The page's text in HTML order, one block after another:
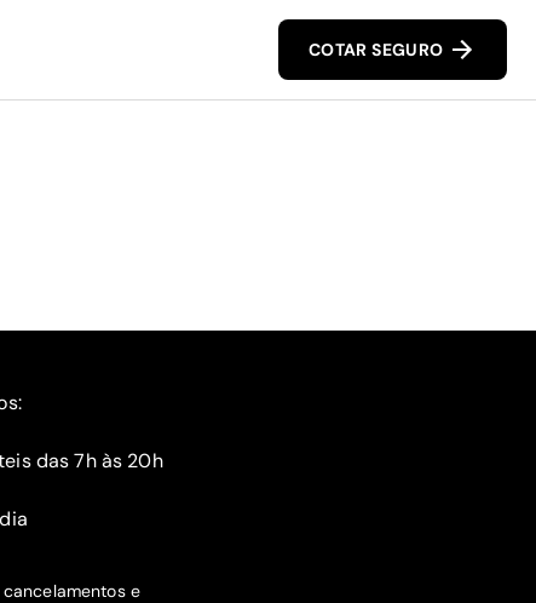
COTAR SEGURO
das 7h às 20h
e